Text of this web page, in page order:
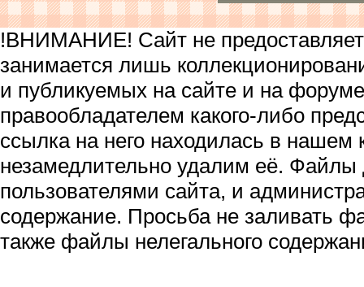
!ВНИМАНИЕ! Сайт не предоставляет
занимается лишь
и публикуемых на сайте и на
правообладателем какого-либо
ссылка на него находилась в
незамедлительно удалим её.
пользователями сайта, и
содержание. Просьба не заливать
также файлы нелегального